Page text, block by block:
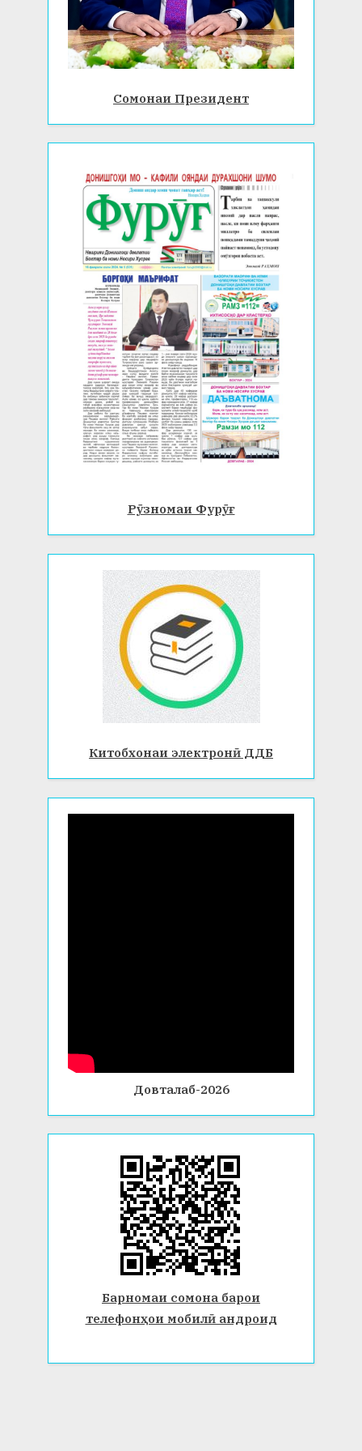
Сомонаи Президент
Рӯзномаи Фурӯғ
Китобхонаи электронӣ ДДБ
Довталаб-2026
Барномаи сомона барои
телефонҳои мобилӣ андроид